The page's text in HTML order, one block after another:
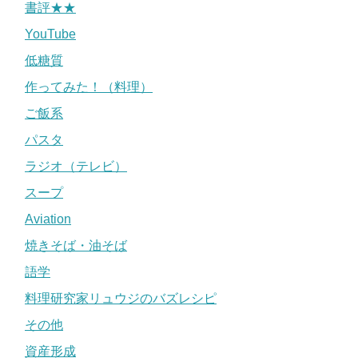
書評★★
YouTube
低糖質
作ってみた！（料理）
ご飯系
パスタ
ラジオ（テレビ）
スープ
Aviation
焼きそば・油そば
語学
料理研究家リュウジのバズレシピ
その他
資産形成